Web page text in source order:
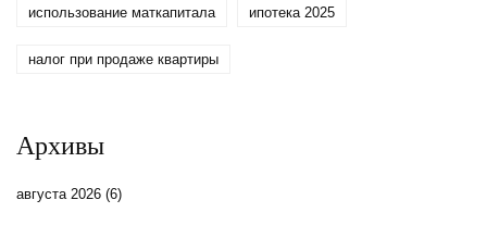
использование маткапитала ипотека 2025
налог при продаже квартиры
Архивы
августа 2026 (6)